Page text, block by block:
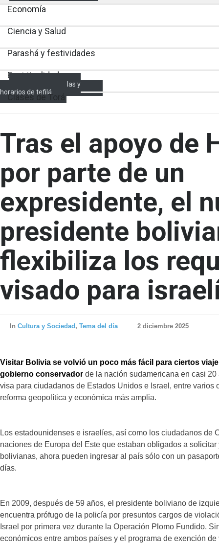
Economía
Ciencia y Salud
Parashá y festividades
Espiritualidad
Encendido de velas y
horarios de tefilá
Clases de Torá
Tras el apoyo de
por parte de un
expresidente, el
presidente
flexibiliza los
visado para
In Cultura y Sociedad , Tema del día 2 diciembre 2025
Visitar Bolivia se volvió un poco más fácil para ciertos
gobierno conservador de la nación sudamericana en casi
visa para ciudadanos de Estados Unidos e Israel, entre varios
reforma geopolítica y económica más amplia.
Los estadounidenses e israelíes, así como los ciudadanos de
naciones de Europa del Este que estaban obligados a
bolivianas, ahora pueden ingresar al país sólo con un
días.
En 2009, después de 59 años, el presidente boliviano de
encuentra prófugo de la policía por presuntos cargos de
Israel por primera vez durante la Operación Plomo Fundido.
económicos entre ambos países y el programa de exención